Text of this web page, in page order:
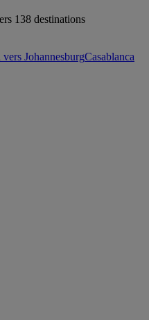
138 destinations
vers JohannesburgCasablanca